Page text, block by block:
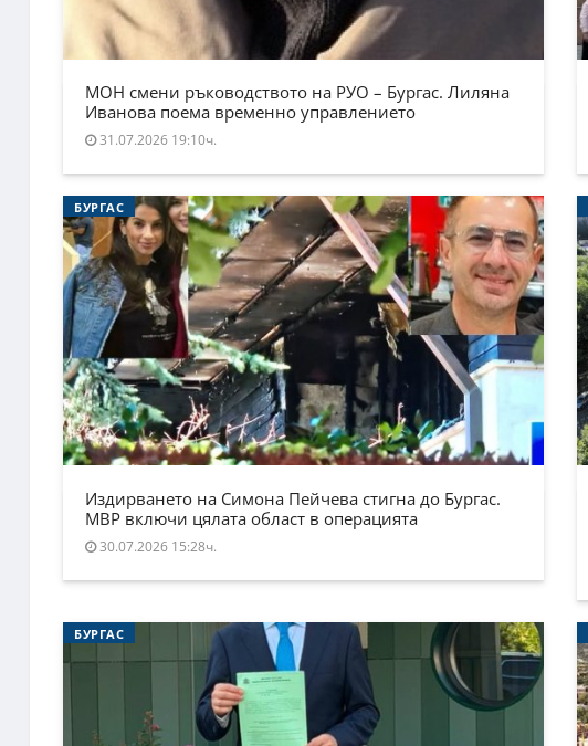
МОН смени ръководството на РУО – Бургас. Лиляна
Иванова поема временно управлението
31.07.2026 19:10ч.
БУРГАС
Издирването на Симона Пейчева стигна до Бургас.
МВР включи цялата област в операцията
30.07.2026 15:28ч.
БУРГАС